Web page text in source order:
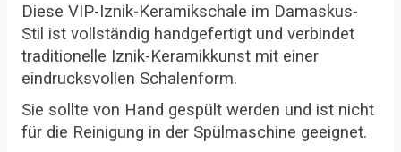
Diese VIP-Iznik-Keramikschale im Damaskus-
Stil ist vollständig handgefertigt und verbindet
traditionelle Iznik-Keramikkunst mit einer
eindrucksvollen Schalenform.
Sie sollte von Hand gespült werden und ist nicht
für die Reinigung in der Spülmaschine geeignet.